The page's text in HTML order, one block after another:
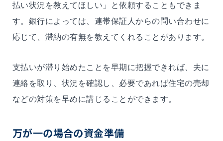
払い状況を教えてほしい」と依頼することもできま
す。銀行によっては、連帯保証人からの問い合わせに
応じて、滞納の有無を教えてくれることがあります。
支払いが滞り始めたことを早期に把握できれば、夫に
連絡を取り、状況を確認し、必要であれば住宅の売却
などの対策を早めに講じることができます。
万が一の場合の資金準備